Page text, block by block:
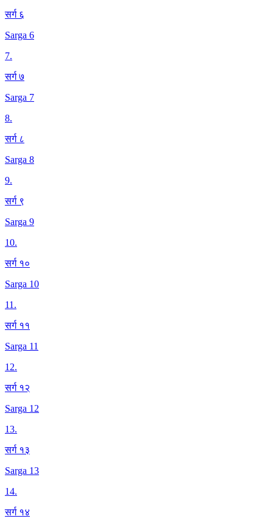
सर्ग ६
Sarga 6
7.
सर्ग ७
Sarga 7
8.
सर्ग ८
Sarga 8
9.
सर्ग ९
Sarga 9
10.
सर्ग १०
Sarga 10
11.
सर्ग ११
Sarga 11
12.
सर्ग १२
Sarga 12
13.
सर्ग १३
Sarga 13
14.
सर्ग १४